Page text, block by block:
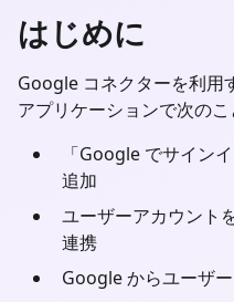
はじめに
Google コネクターを利用
アプリケーションで次のこ
「Google でサイン
追加
ユーザーアカウント
連携
Google からユーザ